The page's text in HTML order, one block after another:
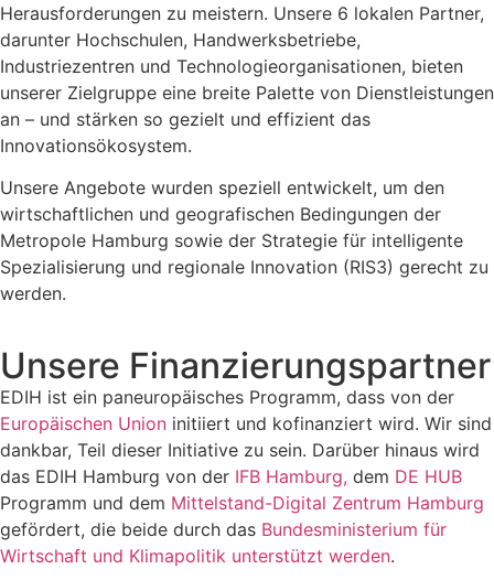
Herausforderungen zu meistern. Unsere 6 lokalen Partner,
darunter Hochschulen, Handwerksbetriebe,
Industriezentren und Technologieorganisationen, bieten
unserer Zielgruppe eine breite Palette von Dienstleistungen
an – und stärken so gezielt und effizient das
Innovationsökosystem.
Unsere Angebote wurden speziell entwickelt, um den
wirtschaftlichen und geografischen Bedingungen der
Metropole Hamburg sowie der Strategie für intelligente
Spezialisierung und regionale Innovation (RIS3) gerecht zu
werden.
Unsere Finanzierungspartner
EDIH ist ein paneuropäisches Programm, dass von der
Europäischen Union initiiert und kofinanziert wird. Wir sind
dankbar, Teil dieser Initiative zu sein. Darüber hinaus wird
das EDIH Hamburg von der IFB Hamburg, dem DE HUB
Programm und dem Mittelstand-Digital Zentrum Hamburg
gefördert, die beide durch das Bundesministerium für
Wirtschaft und Klimapolitik unterstützt werden.